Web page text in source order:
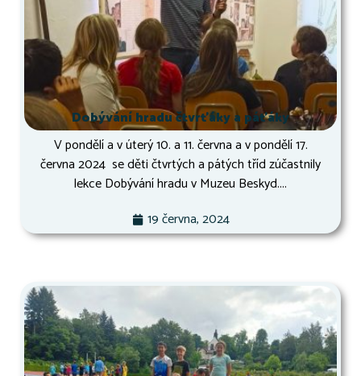
Dobývání hradu čtvrťáky a páťáky
V pondělí a v úterý 10. a 11. června a v pondělí 17.
června 2024 se děti čtvrtých a pátých tříd zúčastnily
lekce Dobývání hradu v Muzeu Beskyd....
19 června, 2024